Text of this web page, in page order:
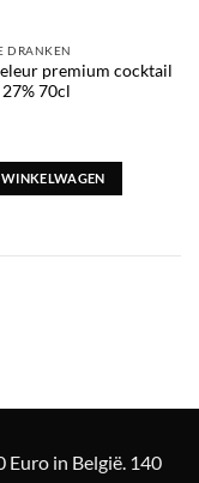
DRANKEN
premium cocktail
70cl
WINKELWAGEN
in België. 140